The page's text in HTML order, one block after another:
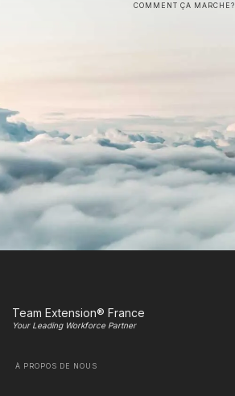
COMMENT ÇA MARCHE?
Team Extension® France
Your Leading Workforce Partner
À PROPOS DE NOUS